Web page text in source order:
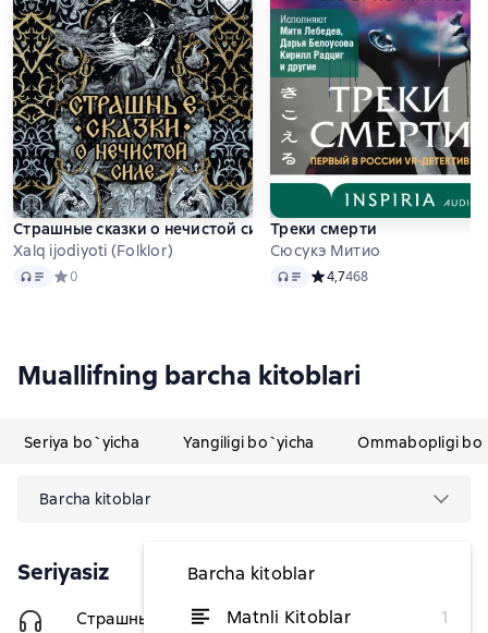
Страшные сказки о нечистой силе
Xalq ijodiyoti (Folklor)
Audio Средний рейтинг 0 на основе 0 оценок
0
Треки смерти
Сюсукэ Митио
Audio Средний рейтинг 4,7 на
4,7468
Muallifning barcha kitoblari
Seriya bo`yicha Yangiligi bo`yicha Ommabopligi
Barcha kitoblar
Barcha kitoblar
Matnli Kitoblar
1
Seriyasiz
Страшные сказки о нечистой
69 672,73 soʻm